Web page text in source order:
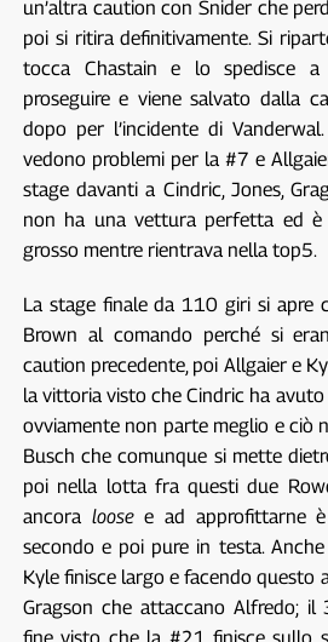
un’altra caution con Snider che
poi si ritira definitivamente. Si
tocca Chastain e lo spedisce a
proseguire e viene salvato dalla
dopo per l’incidente di
vedono problemi per la #7 e
stage davanti a Cindric, Jones,
non ha una vettura perfetta ed è
grosso mentre rientrava nella top5.
La stage finale da 110 giri si apre
Brown al comando perché si
caution precedente, poi Allgaier e
la vittoria visto che Cindric ha
ovviamente non parte meglio e ciò
Busch che comunque si mette
poi nella lotta fra questi due
ancora loosee ad approfittarne
secondo e poi pure in testa.
Kyle finisce largo e facendo questo
Gragson che attaccano Alfredo;